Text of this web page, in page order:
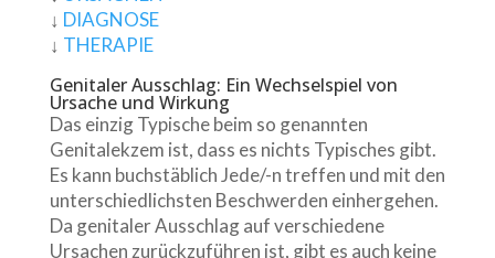
↓ DIAGNOSE
↓ THERAPIE
Genitaler Ausschlag: Ein Wechselspiel von
Ursache und Wirkung
Das einzig Typische beim so genannten
Genitalekzem ist, dass es nichts Typisches gibt.
Es kann buchstäblich Jede/-n treffen und mit den
unterschiedlichsten Beschwerden einhergehen.
Da genitaler Ausschlag auf verschiedene
Ursachen zurückzuführen ist, gibt es auch keine